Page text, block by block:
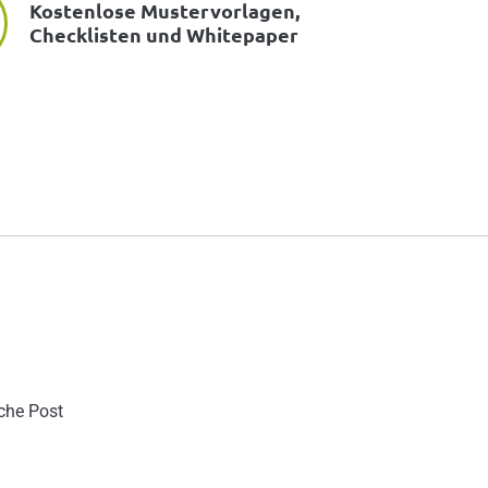
Kostenlose Mustervorlagen,
Checklisten und Whitepaper
Post